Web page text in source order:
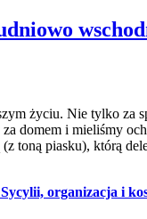
życiu. Nie tylko
domem i mieliśmy
toną piasku), którą
organizacja i